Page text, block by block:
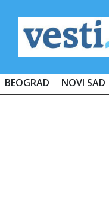
BEOGRAD NOVI SAD